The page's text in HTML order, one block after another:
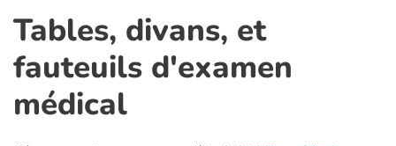
Tables, divans, et
fauteuils d'examen
médical